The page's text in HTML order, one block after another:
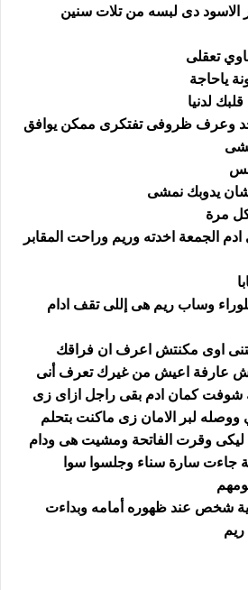
الاسود دى لبسه من تلات سنين
تعقلى
ياحاجة
لدنيا
وعرف ظروفى تفتكرى ممكن يوافق
بس
يدوبك نمشى
مرة
الجمعة اخدته وريم وراحت المقابر
وساب ريم هى إللى تقف ادام
اوى مكنتش اعرف ان فراقك
عارفة اعيش من غيرك تعرف أنى
كمان ادم بقى راجل ازاى زى
ووصله لبر الامان زى ماكنت بتحلم
وقرت الفاتحة ومشيت هى ودام
جاءت سارة سناء وجلسوا سوا
شخص عند ظهوره أمامه وبداءت